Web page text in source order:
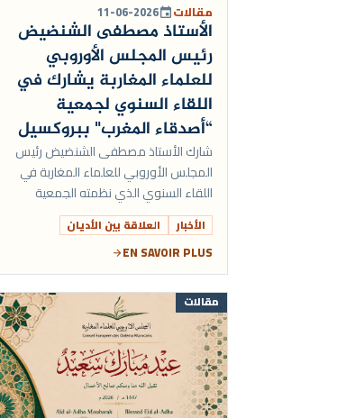
مقالاتevent
11-06-2026
الأستاذ مصطفى الشنضيض
رئيس المجلس الأوروبي
للعلماء المغاربة يشارك في
اللقاء السنوي لجمعية
“أصدقاء المغرب" ببروكسيل
شارك الأستاذ مصطفى الشنضيض رئيس
المجلس الأوروبي للعلماء المغاربة في
اللقاء السنوي الذي نظمته الجمعية
البلجيكية “أصدقاء المغرب”، مساء يوم
الاثنين 08 يونيو 2026 بالعا...
الأخبار العلاقة بين الأديان
EN SAVOIR PLUS
arrow_forward
مقالات